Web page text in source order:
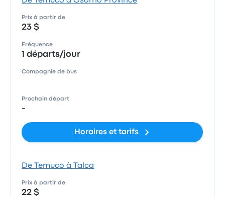
Prix à partir de
23 $
Fréquence
1 départs/jour
Compagnie de bus
Prochain départ
-
Horaires et tarifs
De Temuco à Talca
Prix à partir de
22 $